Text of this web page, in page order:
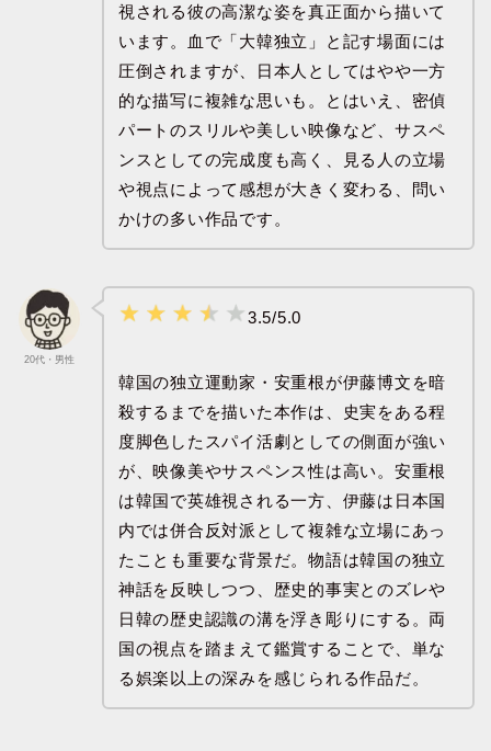
視される彼の高潔な姿を真正面から描いて
います。血で「大韓独立」と記す場面には
圧倒されますが、日本人としてはやや一方
的な描写に複雑な思いも。とはいえ、密偵
パートのスリルや美しい映像など、サスペ
ンスとしての完成度も高く、見る人の立場
や視点によって感想が大きく変わる、問い
かけの多い作品です。
20代・男性
3.5/5.0
韓国の独立運動家・安重根が伊藤博文を暗
殺するまでを描いた本作は、史実をある程
度脚色したスパイ活劇としての側面が強い
が、映像美やサスペンス性は高い。安重根
は韓国で英雄視される一方、伊藤は日本国
内では併合反対派として複雑な立場にあっ
たことも重要な背景だ。物語は韓国の独立
神話を反映しつつ、歴史的事実とのズレや
日韓の歴史認識の溝を浮き彫りにする。両
国の視点を踏まえて鑑賞することで、単な
る娯楽以上の深みを感じられる作品だ。